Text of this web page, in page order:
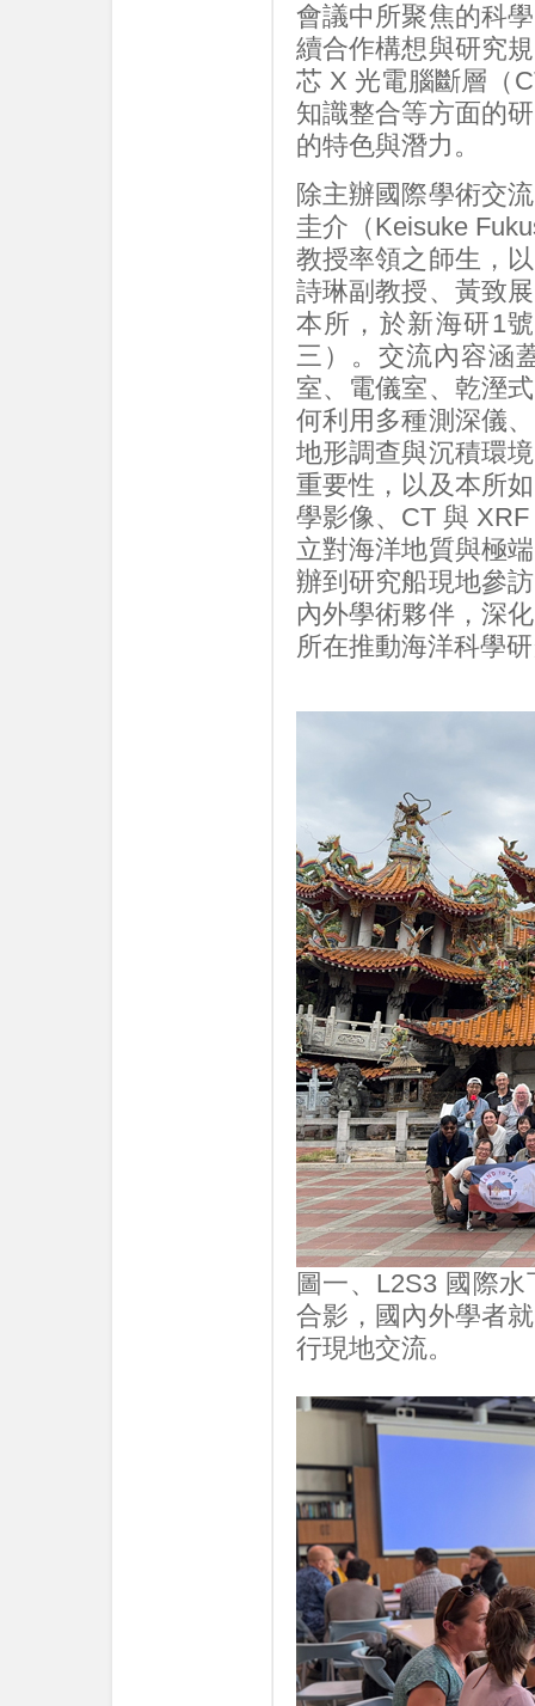
會議中所聚焦的科
續合作構想與研究
芯 X 光電腦斷層（
知識整合等方面的
的特色與潛力。
除主辦國際學術交
圭介（Keisuke
教授率領之師生，
詩琳副教授、黃致
本所，於新海研1
三）。交流內容涵
室、電儀室、乾溼
何利用多種測深儀
地形調查與沉積環
重要性，以及本所
學影像、CT 與
立對海洋地質與極
辦到研究船現地參
內外學術夥伴，深
所在推動海洋科學
圖一、L2S3 國際
合影，國內外學者
行現地交流。